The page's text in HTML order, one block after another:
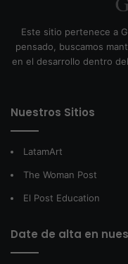
Este sitio pertenece a
pensado, buscamos
en el desarrollo dentro
Nuestros Sitios
LatamArt
The Woman Post
El Post Education
Date de alta en